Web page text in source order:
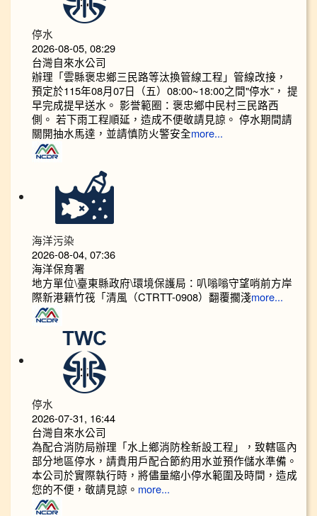
停水
2026-08-05, 08:29
台灣自來水公司
辦理「雲縣褒忠鄉三民路等汰換管線工程」管線改接，
預定於115年08月07日（五）08:00~18:00之間"停水”， 提
早完成提早送水。 影誉範圈：褒忠鄉中民村三民路西
側。 若下雨工程順延，造成不便敬請見諒。 停水期間請
關開抽水馬達，並請慎防火警安全more...
海洋污染
2026-08-04, 07:36
海洋保育署
地方單位\臺東縣政府\環境保護局：叭嗡嗡守望哨前方岸
際新港籍竹筏「清風（CTRTT-0908）翻覆擱淺more...
停水
2026-07-31, 16:44
台灣自來水公司
為配合消防局辦理「水上鄉消防栓新設工程」，致轄區內
部分地區停水，請貴用戶配合節約用水並預作儲水準備。
本公司於實際執行時，將儘量縮小停水範圍及時間，造成
您的不便，敬請見諒。 more...